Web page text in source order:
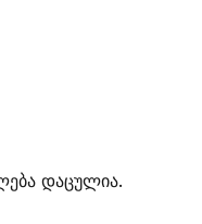
დაცულია.